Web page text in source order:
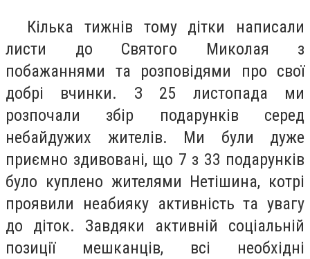
Кілька тижнів тому дітки написали
листи до Святого Миколая з
побажаннями та розповідями про свої
добрі вчинки. З 25 листопада ми
розпочали збір подарунків серед
небайдужих жителів. Ми були дуже
приємно здивовані, що 7 з 33 подарунків
було куплено жителями Нетішина, котрі
проявили неабияку активність та увагу
до діток. Завдяки активній соціальній
позиції мешканців, всі необхідні